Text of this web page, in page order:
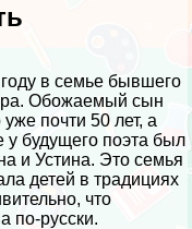
в семье бывшего
Обожаемый сын
почти 50 лет, а
у будущего поэта был
и Устина. Это семья
детей в традициях
что
по-русски.